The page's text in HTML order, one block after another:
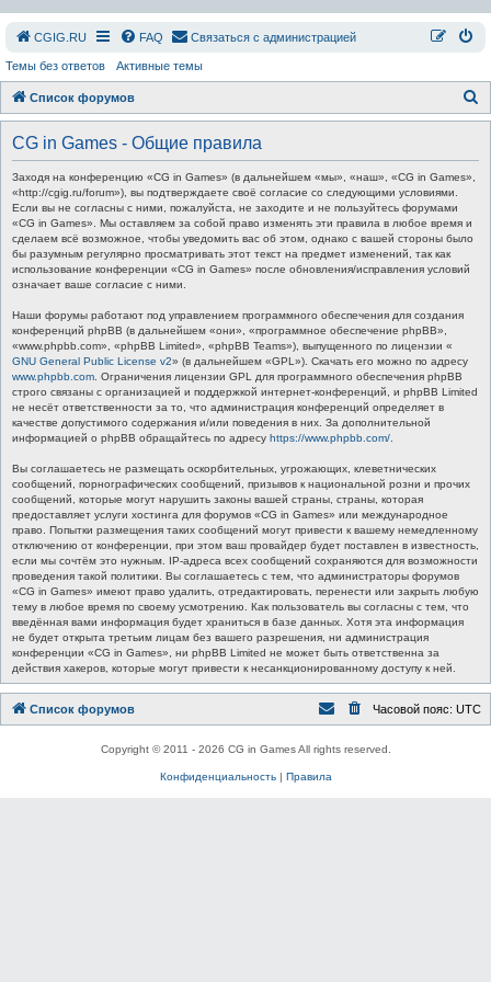
СGIG.RU FAQ Связаться с администрацией
Темы без ответов Активные темы
Список форумов
о
CG in Games - Общие правила
Заходя на конференцию «CG in Games» (в дальнейшем «мы», «наш», «CG in Games»,
«http://cgig.ru/forum»), вы подтверждаете своё согласие со следующими условиями.
Если вы не согласны с ними, пожалуйста, не заходите и не пользуйтесь форумами
«CG in Games». Мы оставляем за собой право изменять эти правила в любое время и
сделаем всё возможное, чтобы уведомить вас об этом, однако с вашей стороны было
бы разумным регулярно просматривать этот текст на предмет изменений, так как
использование конференции «CG in Games» после обновления/исправления условий
означает ваше согласие с ними.
Наши форумы работают под управлением программного обеспечения для создания
конференций phpBB (в дальнейшем «они», «программное обеспечение phpBB»,
«www.phpbb.com», «phpBB Limited», «phpBB Teams»), выпущенного по лицензии «
GNU General Public License v2» (в дальнейшем «GPL»). Скачать его можно по адресу
www.phpbb.com . Ограничения лицензии GPL для программного обеспечения phpBB
строго связаны с организацией и поддержкой интернет-конференций, и phpBB Limited
не несёт ответственности за то, что администрация конференций определяет в
качестве допустимого содержания и/или поведения в них. За дополнительной
информацией о phpBB обращайтесь по адресу https://www.phpbb.com/
Вы соглашаетесь не размещать оскорбительных, угрожающих, клеветнических
сообщений, порнографических сообщений, призывов к национальной розни и прочих
сообщений, которые могут нарушить законы вашей страны, страны, которая
предоставляет услуги хостинга для форумов «CG in Games» или международное
право. Попытки размещения таких сообщений могут привести к вашему немедленному
отключению от конференции, при этом ваш провайдер будет поставлен в известность,
если мы сочтём это нужным. IP-адреса всех сообщений сохраняются для возможности
проведения такой политики. Вы соглашаетесь с тем, что администраторы форумов
«CG in Games» имеют право удалить, отредактировать, перенести или закрыть любую
тему в любое время по своему усмотрению. Как пользователь вы согласны с тем, что
введённая вами информация будет храниться в базе данных. Хотя эта информация
не будет открыта третьим лицам без вашего разрешения, ни администрация
конференции «CG in Games», ни phpBB Limited не может быть ответственна за
действия хакеров, которые могут привести к несанкционированному доступу к ней.
Список форумов Часовой пояс: UTC
Copyright © 2011 - 2026 CG in Games All rights reserved.
Конфиденциальность| Правила